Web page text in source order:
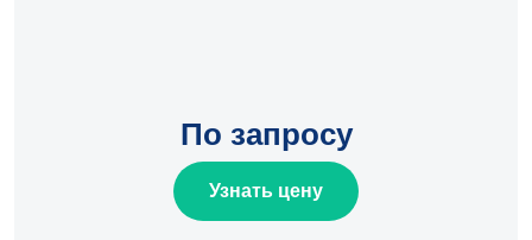
По запросу
Узнать цену